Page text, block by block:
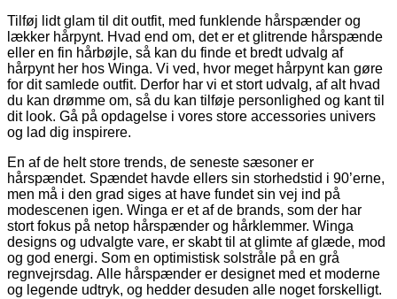
Tilføj lidt glam til dit outfit, med funklende hårspænder og
lækker hårpynt. Hvad end om, det er et glitrende hårspænde
eller en fin hårbøjle, så kan du finde et bredt udvalg af
hårpynt her hos Winga. Vi ved, hvor meget hårpynt kan gøre
for dit samlede outfit. Derfor har vi et stort udvalg, af alt hvad
du kan drømme om, så du kan tilføje personlighed og kant til
dit look. Gå på opdagelse i vores store accessories univers
og lad dig inspirere.
En af de helt store trends, de seneste sæsoner er
hårspændet. Spændet havde ellers sin storhedstid i 90’erne,
men må i den grad siges at have fundet sin vej ind på
modescenen igen. Winga er et af de brands, som der har
stort fokus på netop hårspænder og hårklemmer. Winga
designs og udvalgte vare, er skabt til at glimte af glæde, mod
og god energi. Som en optimistisk solstråle på en grå
regnvejrsdag. Alle hårspænder er designet med et moderne
og legende udtryk, og hedder desuden alle noget forskelligt.